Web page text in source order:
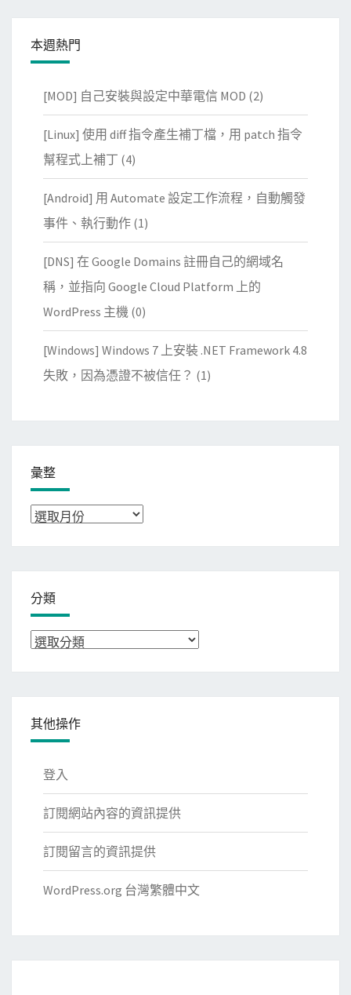
本週熱門
[MOD] 自己安裝與設定中華電信 MOD (2)
[Linux] 使用 diff 指令產生補丁檔，用 patch 指令
幫程式上補丁 (4)
[Android] 用 Automate 設定工作流程，自動觸發
事件、執行動作 (1)
[DNS] 在 Google Domains 註冊自己的網域名
稱，並指向 Google Cloud Platform 上的
WordPress 主機 (0)
[Windows] Windows 7 上安裝 .NET Framework 4.8
失敗，因為憑證不被信任？ (1)
彙整
彙
分類
分
其他操作
登入
訂閱網站內容的資訊提供
訂閱留言的資訊提供
WordPress.org 台灣繁體中文